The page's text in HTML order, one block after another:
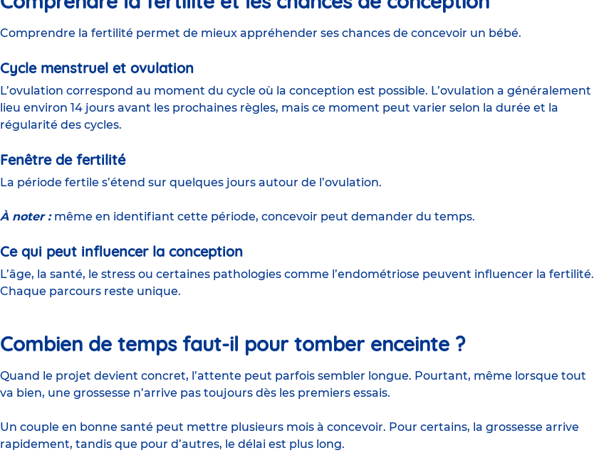
Comprendre la fertilité permet de mieux appréhender ses chances de concevoir un bébé.
Cycle menstruel et ovulation
L’ovulation correspond au moment du cycle où la conception est possible. L’ovulation a généralement
lieu environ 14 jours avant les prochaines règles, mais ce moment peut varier selon la durée et la
régularité des cycles.
Fenêtre de fertilité
La période fertile s’étend sur quelques jours autour de l’ovulation.
À noter : même en identifiant cette période, concevoir peut demander du temps.
Ce qui peut influencer la conception
L’âge, la santé, le stress ou certaines pathologies comme l’endométriose peuvent influencer la fertilité.
Chaque parcours reste unique.
Combien de temps faut-il pour tomber enceinte ?
Quand le projet devient concret, l’attente peut parfois sembler longue. Pourtant, même lorsque tout
va bien, une grossesse n’arrive pas toujours dès les premiers essais.
Un couple en bonne santé peut mettre plusieurs mois à concevoir. Pour certains, la grossesse arrive
rapidement, tandis que pour d’autres, le délai est plus long.